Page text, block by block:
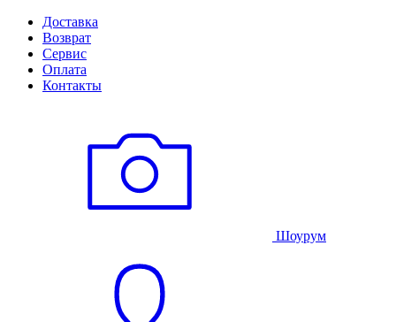
Доставка
Возврат
Сервис
Оплата
Контакты
Шоурум